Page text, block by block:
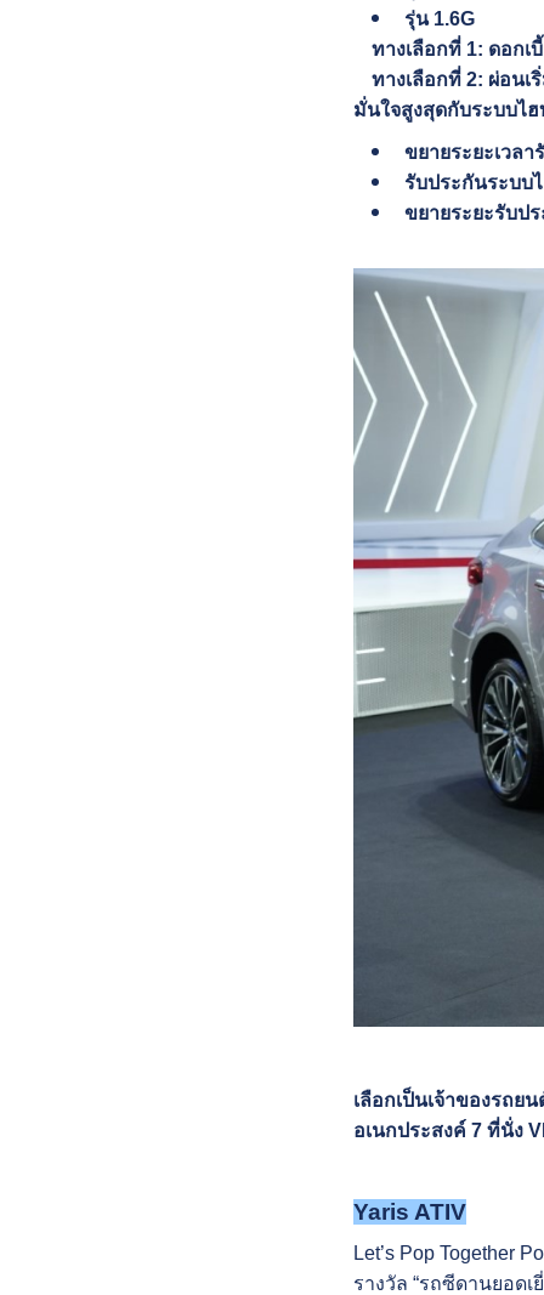
รุ่น 1.6G
ทางเลือกที่ 1: ดอกเ
ทางเลือกที่ 2: ผ่อน
มั่นใจสูงสุดกับระบบไ
ขยายระยะเวล
รับประกันระบบ
ขยายระยะรับป
เลือกเป็นเจ้าของรถ
อเนกประสงค์ 7 ที่นั่ง
Yaris ATIV
Let’s Pop Together
รางวัล “รถซีดานยอด